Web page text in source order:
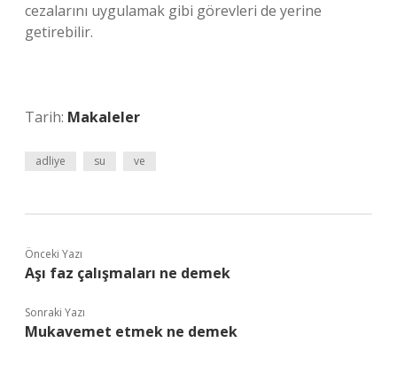
cezalarını uygulamak gibi görevleri de yerine
getirebilir.
Tarih: Makaleler
adliye su ve
Önceki Yazı
Aşı faz çalışmaları ne demek
Sonraki Yazı
Mukavemet etmek ne demek